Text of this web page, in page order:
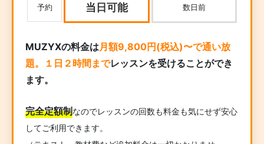
予約 当日可能 数日前
MUZYXの料金は 月額9,800円(税込)〜で通い放
題。１日２時間までレッスンを受けることができ
ます。
完全定額制なのでレッスンの回数も料金も気にせず安心
してご利用できます。